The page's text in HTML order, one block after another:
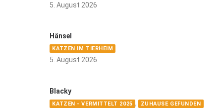
5. August 2026
Hänsel
KATZEN IM TIERHEIM
5. August 2026
Blacky
KATZEN - VERMITTELT 2025 , ZUHAUSE GEFUNDEN